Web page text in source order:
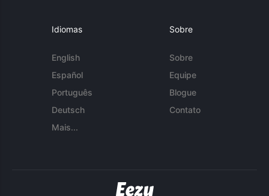
Idiomas
English
Español
Português
Deutsch
Mais...
Sobre
Sobre
Equipe
Blogue
Contato